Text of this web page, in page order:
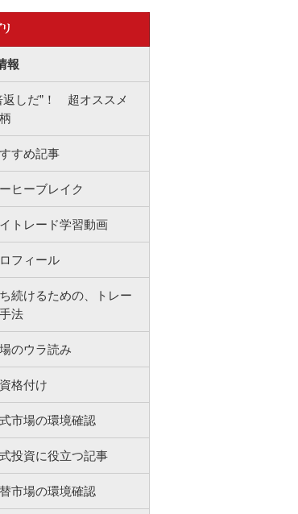
報
返しだ”！ 超オススメ
すめ記事
ヒーブレイク
トレード学習動画
フィール
続けるための、トレー
法
のウラ読み
格付け
市場の環境確認
投資に役立つ記事
市場の環境確認